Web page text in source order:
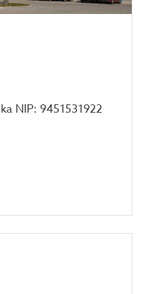
NIP: 9451531922